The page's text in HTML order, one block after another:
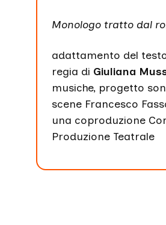
Monologo tratto dal
adattamento del
regia di Giuliana
musiche, progetto
scene Francesco
una coproduzione
Produzione Teatrale